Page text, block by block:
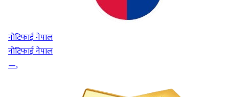
नोटिफाई नेपाल
नोटिफाई नेपाल
—,